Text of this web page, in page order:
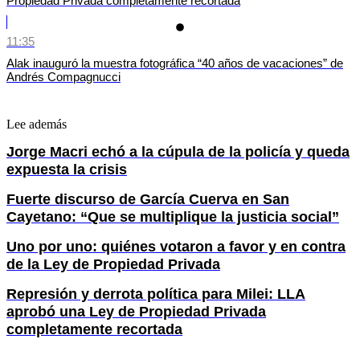
11:35
Alak inauguró la muestra fotográfica “40 años de vacaciones” de
Andrés Compagnucci
Lee además
Jorge Macri echó a la cúpula de la policía y queda
expuesta la crisis
Fuerte discurso de García Cuerva en San
Cayetano: “Que se multiplique la justicia social”
Uno por uno: quiénes votaron a favor y en contra
de la Ley de Propiedad Privada
Represión y derrota política para Milei: LLA
aprobó una Ley de Propiedad Privada
completamente recortada